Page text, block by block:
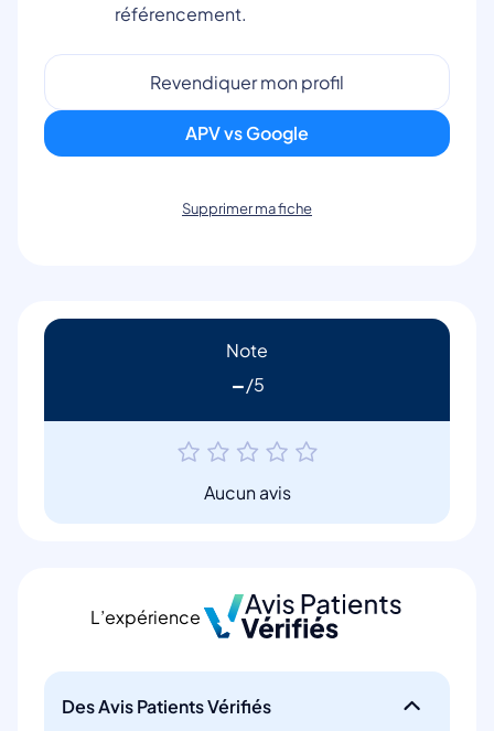
référencement.
Revendiquer mon profil
APV vs Google
Supprimer ma fiche
Note
-
Aucun avis
L’expérience
Des Avis Patients Vérifiés